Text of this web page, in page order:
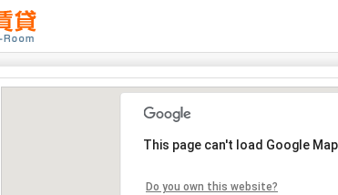
This page can't load Google
Do you own this website?